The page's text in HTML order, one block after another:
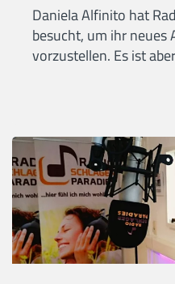
Daniela Alfinito hat
besucht, um ihr neues
vorzustellen. Es ist